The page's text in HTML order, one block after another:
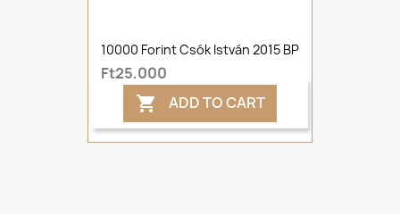
10000 Forint Csók István 2015 BP
Ft25,000
 ADD TO CART